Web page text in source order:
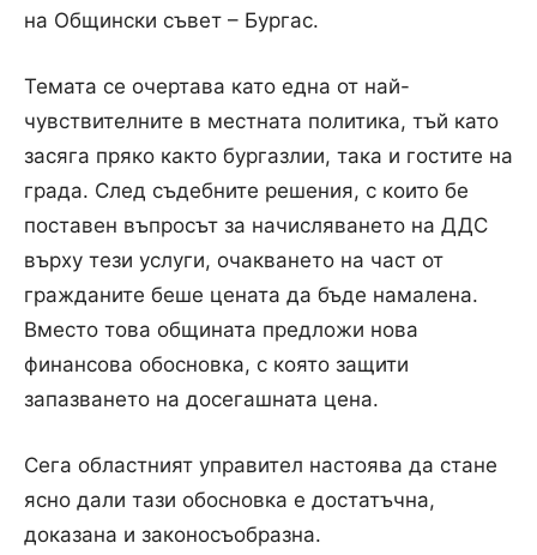
на Общински съвет – Бургас.
Темата се очертава като една от най-
чувствителните в местната политика, тъй като
засяга пряко както бургазлии, така и гостите на
града. След съдебните решения, с които бе
поставен въпросът за начисляването на ДДС
върху тези услуги, очакването на част от
гражданите беше цената да бъде намалена.
Вместо това общината предложи нова
финансова обосновка, с която защити
запазването на досегашната цена.
Сега областният управител настоява да стане
ясно дали тази обосновка е достатъчна,
доказана и законосъобразна.